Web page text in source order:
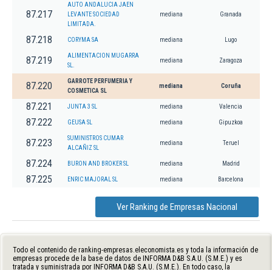
87.217
AUTO ANDALUCIA JAEN
LEVANTE SOCIEDAD
LIMITADA.
mediana Granada
87.218 CORYMA SA mediana Lugo
87.219
ALIMENTACION MUGARRA
SL.
mediana Zaragoza
87.220
GARROTE PERFUMERIA Y
COSMETICA SL
mediana Coruña
87.221 JUNTA 3 SL mediana Valencia
87.222 GEUSA SL mediana Gipuzkoa
87.223
SUMINISTROS CUMAR
ALCAÑIZ SL
mediana Teruel
87.224 BURON AND BROKER SL mediana Madrid
87.225 ENRIC MAJORAL SL mediana Barcelona
Ver Ranking de Empresas Nacional
Todo el contenido de ranking-empresas.eleconomista.es y toda la información de
empresas procede de la base de datos de INFORMA D&B S.A.U. (S.M.E.) y es
tratada y suministrada por INFORMA D&B S.A.U. (S.M.E.). En todo caso, la